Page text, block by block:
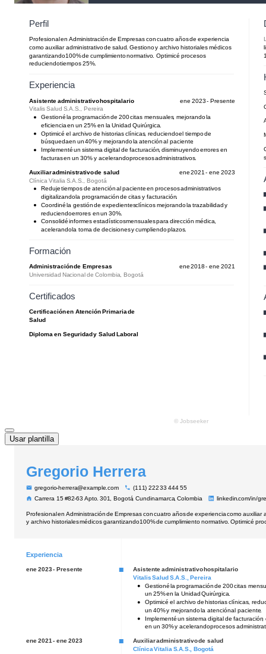
Usar plantilla